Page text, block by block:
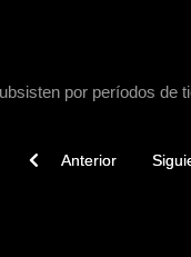
por períodos de
Previous article:
Anterior Next